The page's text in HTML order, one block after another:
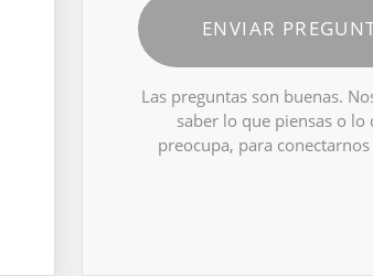
ENVIAR
Las preguntas son buenas.
saber lo que piensas o lo
preocupa, para